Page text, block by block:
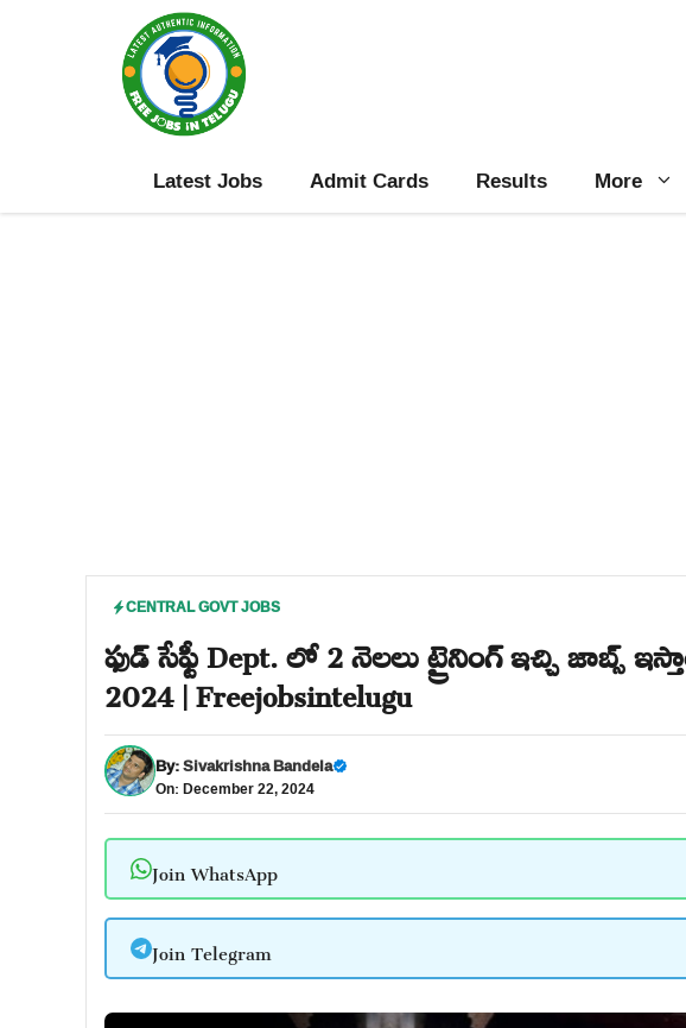
Latest Jobs Admit Cards Results More
CENTRAL GOVT JOBS
ఫుడ్ సేఫ్టీ Dept. లో 2 నెలలు ట్రైనింగ్ ఇచ్చి జాబ్స్
2024 | Freejobsintelugu
By:Sivakrishna Bandela
On: December 22, 2024
Join WhatsApp
Join Telegram